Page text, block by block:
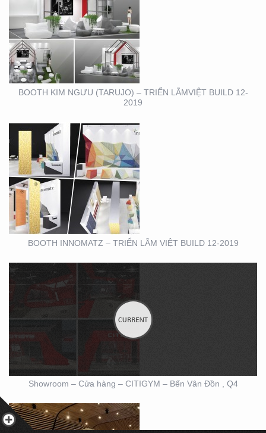
BOOTH KIM NGƯU (TARUJO) – TRIỂN LÃMVIỆT BUILD 12-
2019
BOOTH INNOMATZ –
TRIỂN LÃM VIỆT BUILD
12-2019
BOOTH INNOMATZ – TRIỂN LÃM VIỆT BUILD 12-2019
SHOWROOM – CỬA
HÀNG – CITIGYM – BẾN
VÂN ĐỒN , Q4
Showroom – Cửa hàng – CITIGYM – Bến Vân Đồn , Q4
BOOTH TRIỄN LÃM
CIRCO TẠI GEM
CENTER